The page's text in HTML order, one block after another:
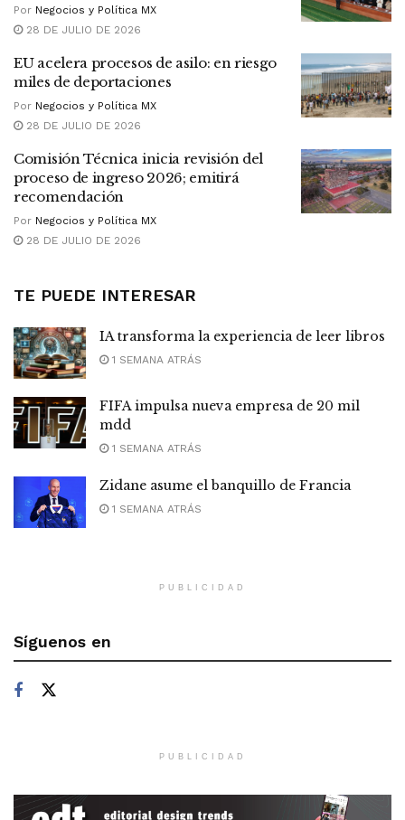
Por Negocios y Política MX
28 DE JULIO DE 2026
EU acelera procesos de asilo: en riesgo
miles de deportaciones
Por Negocios y Política MX
28 DE JULIO DE 2026
Comisión Técnica inicia revisión del
proceso de ingreso 2026; emitirá
recomendación
Por Negocios y Política MX
28 DE JULIO DE 2026
TE PUEDE INTERESAR
IA transforma la experiencia de leer libros
1 SEMANA ATRÁS
FIFA impulsa nueva empresa de 20 mil
mdd
1 SEMANA ATRÁS
Zidane asume el banquillo de Francia
1 SEMANA ATRÁS
PUBLICIDAD
Síguenos en
PUBLICIDAD